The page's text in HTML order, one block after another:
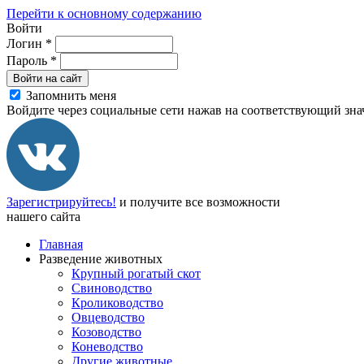
Перейти к основному содержанию
Войти
Логин *
Пароль *
Войти на сайт
Запомнить меня
Войдите через социальные сети нажав на соответствующий
Зарегистрируйтесь! и получите все возможности
нашего сайта
Главная
Разведение животных
Крупный рогатый скот
Свиноводство
Кролиководство
Овцеводство
Козоводство
Коневодство
Другие животные